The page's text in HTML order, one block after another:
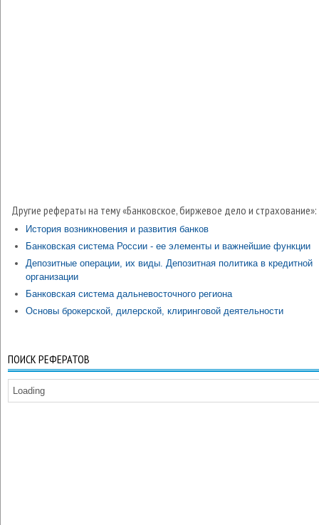
Другие рефераты на тему «Банковское, биржевое дело и страхование»:
История возникновения и развития банков
Банковская система России - ее элементы и важнейшие функции
Депозитные операции, их виды. Депозитная политика в кредитной
организации
Банковская система дальневосточного региона
Основы брокерской, дилерской, клиринговой деятельности
ПОИСК РЕФЕРАТОВ
Loading